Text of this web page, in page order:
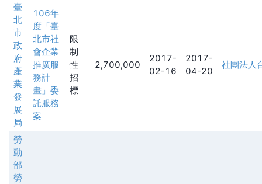
臺
北
市
政
府
產
業
發
展
局
106年
度「臺
北市社
會企業
推廣服
務計
畫」委
託服務
案
限
制
性
招
標
2,700,000
2017-
02-16
2017-
04-20
社團法人
勞
動
部
勞